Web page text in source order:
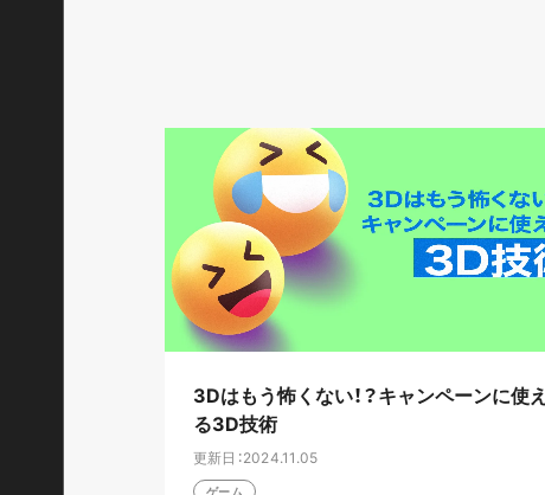
3Dはもう怖くない！？キャンペーンに使え
る3D技術
更新日：2024.11.05
ゲーム